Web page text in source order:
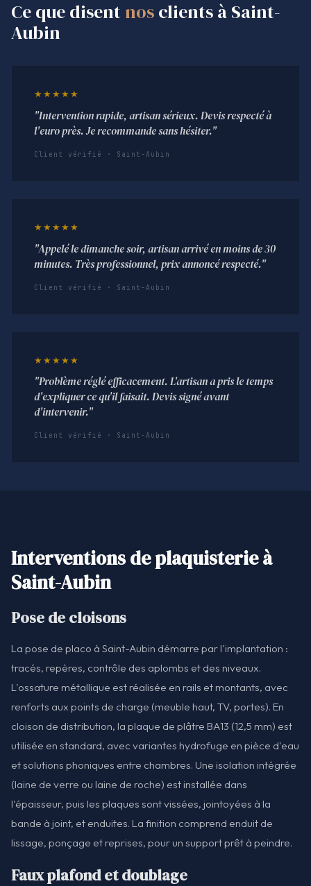
Ce que disent nosclients à Saint-
Aubin
★★★★★
"Intervention rapide, artisan sérieux. Devis respecté à
l'euro près. Je recommande sans hésiter."
Client vérifié · Saint-Aubin
★★★★★
"Appelé le dimanche soir, artisan arrivé en moins de 30
minutes. Très professionnel, prix annoncé respecté."
Client vérifié · Saint-Aubin
★★★★★
"Problème réglé efficacement. L'artisan a pris le temps
d'expliquer ce qu'il faisait. Devis signé avant
d'intervenir."
Client vérifié · Saint-Aubin
Interventions de plaquisterie à
Saint-Aubin
Pose de cloisons
La pose de placo à Saint-Aubin démarre par l'implantation :
tracés, repères, contrôle des aplombs et des niveaux.
L'ossature métallique est réalisée en rails et montants, avec
renforts aux points de charge (meuble haut, TV, portes). En
cloison de distribution, la plaque de plâtre BA13 (12,5 mm) est
utilisée en standard, avec variantes hydrofuge en pièce d'eau
et solutions phoniques entre chambres. Une isolation intégrée
(laine de verre ou laine de roche) est installée dans
l'épaisseur, puis les plaques sont vissées, jointoyées à la
bande à joint, et enduites. La finition comprend enduit de
lissage, ponçage et reprises, pour un support prêt à peindre.
Faux plafond et doublage